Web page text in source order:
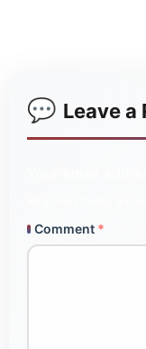
Leave a
Comment *